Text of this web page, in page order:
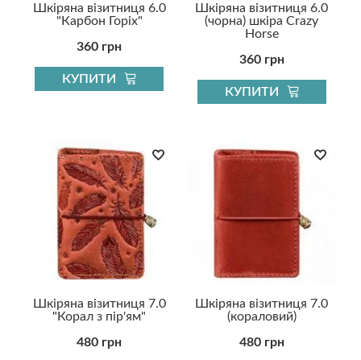
Шкіряна візитниця 6.0
"Карбон Горіх"
360 грн
КУПИТИ
Шкіряна візитниця 6.0
(чорна) шкіра Crazy
Horse
360 грн
КУПИТИ
Шкіряна візитниця 7.0
"Корал з пір'ям"
480 грн
Шкіряна візитниця 7.0
(кораловий)
480 грн